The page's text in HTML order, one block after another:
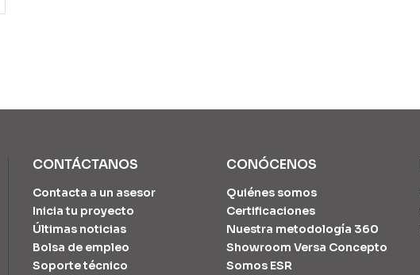
CONTÁCTANOS
Contacta a un asesor
Inicia tu proyecto
Últimas noticias
Bolsa de empleo
Soporte técnico
CONÓCENOS
Quiénes somos
Certificaciones
Nuestra metodología 360
Showroom Versa Concepto
Somos ESR